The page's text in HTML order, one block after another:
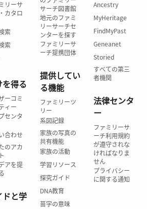
リーサ
カタロ
索
索
を得る
ーコミ
ィー
センタ
合わせ
のアカ
アを提
ドと学
サーチ図書館
地元のファミ
リーサーチセ
ンターを探す
ファミリーサ
ーチ提携団体
提供してい
る機能
ファミリーツ
リー
系図記録
家族の写真の
共有機能
家族の活動
学習リソース
探究ガイド
DNA教育
苗字の意味
Ancestry
MyHeritage
FindMyPast
Geneanet
Storied
すべての第三
者機関
法律センタ
ー
ファミリーサ
ーチ利用規約
が遵守されな
ければなりま
せん
プライバシー
に関する通知